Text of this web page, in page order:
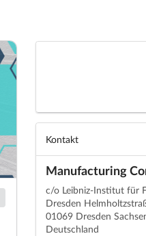
Kontakt
Manufacturing
c/o Leibniz-Institut für
Dresden
01069 Dresden
Deutschland